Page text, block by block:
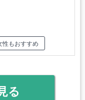
性もおすすめ
る